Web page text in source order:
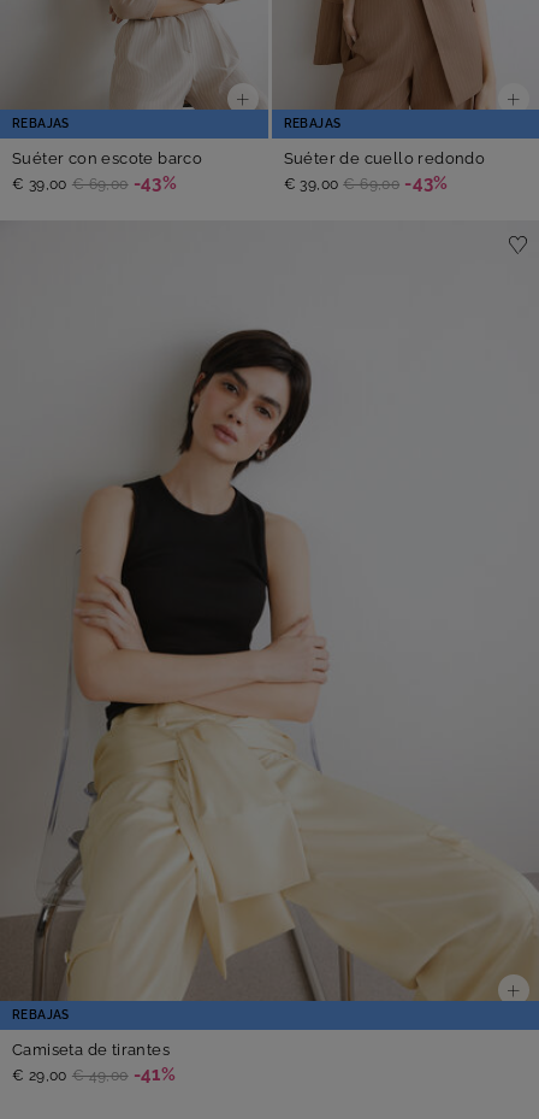
REBAJAS
Suéter con escote barco
€ 39,00 € 69,00 -43%
REBAJAS
Suéter de cuello redondo
€ 39,00 € 69,00 -43%
REBAJAS
Camiseta de tirantes
€ 29,00 € 49,00 -41%